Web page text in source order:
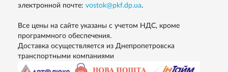
электронной почте: vostok@pkf.dp.ua.
Все цены на сайте указаны с учетом НДС, кроме
программного обеспечения.
Доставка осуществляется из Днепропетровска
транспортными компаниями